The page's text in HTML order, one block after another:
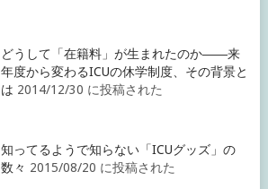
どうして「在籍料」が生まれたのか――来
年度から変わるICUの休学制度、その背景と
は 2014/12/30 に投稿された
知ってるようで知らない「ICUグッズ」の
数々 2015/08/20 に投稿された